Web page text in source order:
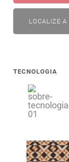
LOCALIZE
TECNOLOGIA